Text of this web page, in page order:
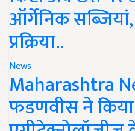
ऑर्गेनिक
प्रक्रिया..
News
Maharashtra
फडणवीस ने किया